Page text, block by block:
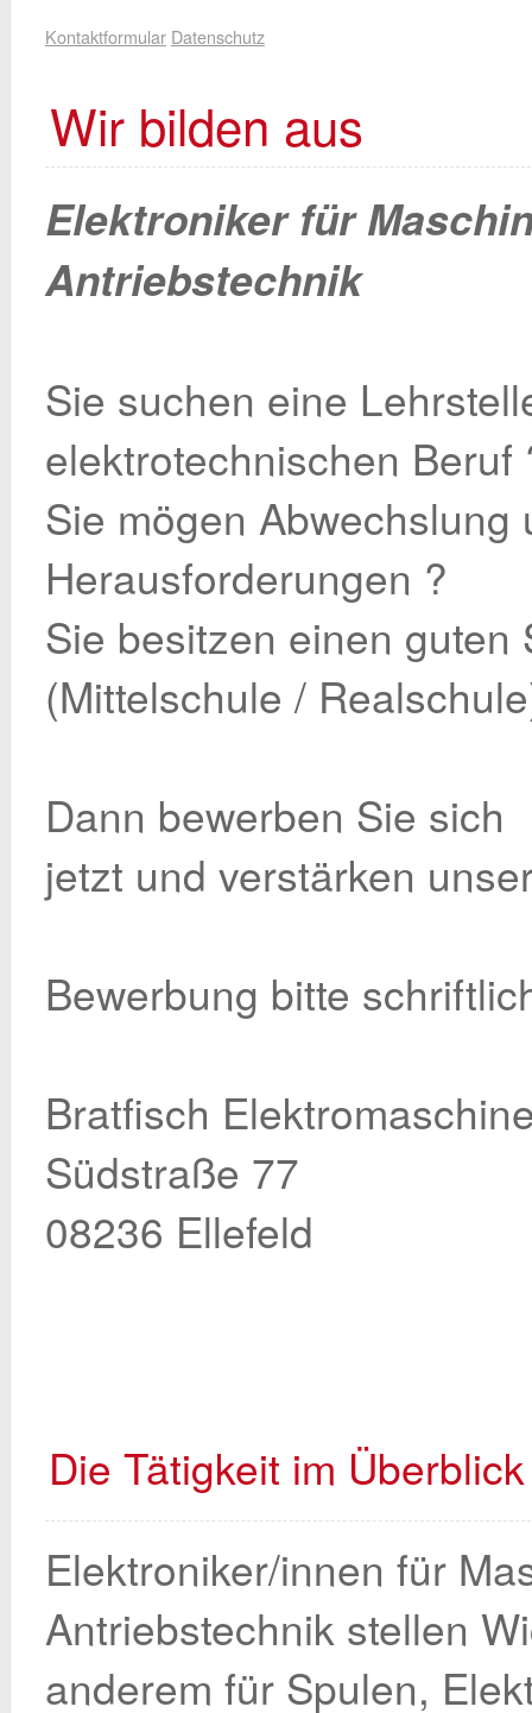
Kontaktformular Datenschutz
Wir bilden aus
Elektroniker für
Antriebstechnik
Sie suchen eine
elektrotechnischen Beruf
Sie mögen Abwechslung
Herausforderungen ?
Sie besitzen einen guten
(Mittelschule /
Dann bewerben Sie sich
jetzt und verstärken
Bewerbung bitte
Bratfisch
Südstraße 77
08236 Ellefeld
Die Tätigkeit im Überblick
Elektroniker/innen für
Antriebstechnik stellen
anderem für Spulen,